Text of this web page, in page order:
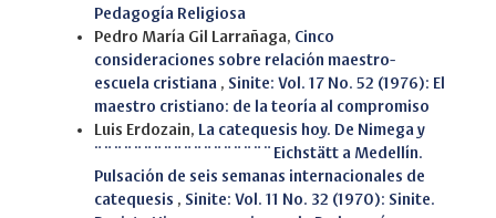
Pedagogía Religiosa
Pedro María Gil Larrañaga, Cinco
consideraciones sobre relación maestro-
escuela cristiana , Sinite: Vol. 17 No. 52 (1976): El
maestro cristiano: de la teoría al compromiso
Luis Erdozain,
La catequesis hoy. De Nimega y
¨¨¨¨¨¨¨¨¨¨¨¨¨¨¨¨¨¨Eichstätt a Medellín.
Pulsación de seis semanas internacionales de
catequesis , Sinite: Vol. 11 No. 32 (1970): Sinite.